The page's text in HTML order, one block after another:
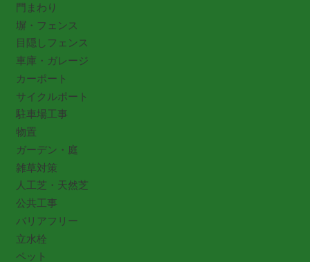
門まわり
塀・フェンス
目隠しフェンス
車庫・ガレージ
カーポート
サイクルポート
駐車場工事
物置
ガーデン・庭
雑草対策
人工芝・天然芝
公共工事
バリアフリー
立水栓
ペット